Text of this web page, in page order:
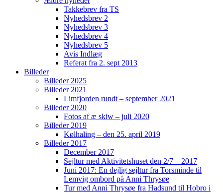
Takkebrev fra TS
Nyhedsbrev 2
Nyhedsbrev 3
Nyhedsbrev 4
Nyhedsbrev 5
Avis Indlæg
Referat fra 2. sept 2013
Billeder
Billeder 2025
Billeder 2021
Limfjorden rundt – september 2021
Billeder 2020
Fotos af æ skiw – juli 2020
Billeder 2019
Kølhaling – den 25. april 2019
Billeder 2017
December 2017
Sejltur med Aktivitetshuset den 2/7 – 2017
Juni 2017: En dejlig sejltur fra Torsminde til
Lemvig ombord på Anni Thrysøe
Tur med Anni Thrysøe fra Hadsund til Hobro i